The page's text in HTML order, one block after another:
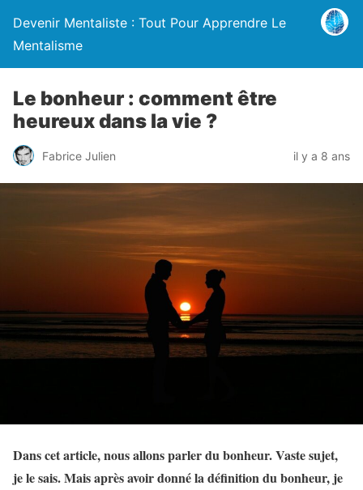
Devenir Mentaliste : Tout Pour Apprendre Le
Mentalisme
Le bonheur : comment être
heureux dans la vie ?
Fabrice Julien il y a 8 ans
Dans cet article, nous allons parler du bonheur. Vaste sujet,
je le sais. Mais après avoir donné la définition du bonheur, je